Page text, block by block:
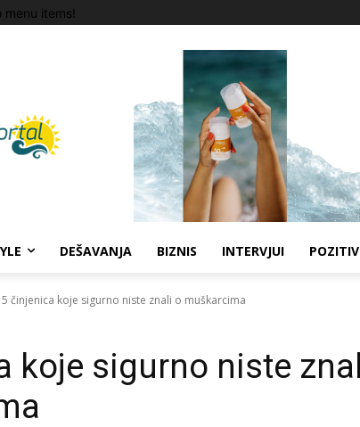
menu items!
DEŠAVANJA BIZNIS INTERVJUI
5 činjenica koje sigurno niste znali o muškarcima
koje sigurno niste